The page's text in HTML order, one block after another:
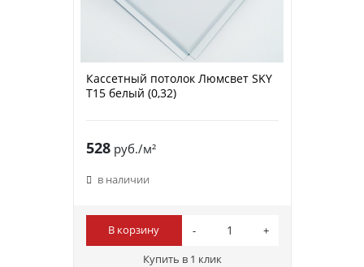
Кассетный потолок Люмсвет SKY
Т15 белый (0,32)
528руб./м²
в наличии
В корзину
Купить в 1 клик